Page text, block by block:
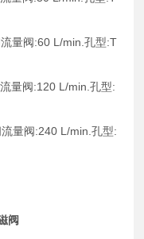
量阀:60 L/min.孔型:T
量阀:120 L/min.孔型:
量阀:240 L/min.孔型:
阀